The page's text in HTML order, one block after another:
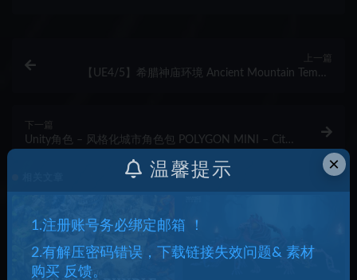
上一篇
【UE4/5】希腊神庙环境 Ancient Mountain Temple
下一篇
Unity角色 – 风格化城市角色包 POLYGON MINI – City
×
温馨提示
1.注册账号务必绑定邮箱 ！
2.有解压密码错误，下载链接失效问题& 素材
购买 反馈。